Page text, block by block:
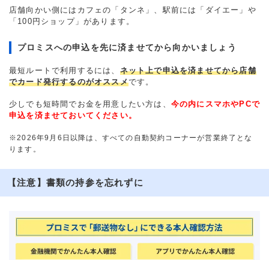
店舗向かい側にはカフェの「タンネ」、駅前には「ダイエー」や
「100円ショップ」があります。
プロミスへの申込を先に済ませてから向かいましょう
最短ルートで利用するには、 ネット上で申込を済ませてから店舗
でカード発行するのがオススメです。
少しでも短時間でお金を用意したい方は、 今の内にスマホやPCで
申込を済ませておいてください。
※2026年9月6日以降は、すべての自動契約コーナーが営業終了とな
ります。
【注意】書類の持参を忘れずに